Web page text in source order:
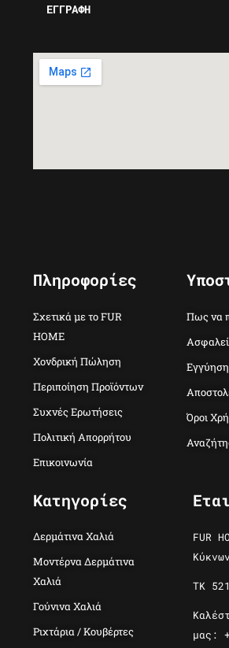
Πληροφορίες
Σχετικά με το FUR
HOME
Χονδρική Πώληση
Περιποίηση Προϊόντων
Συχνές Ερωτήσεις
Πολιτική Απορρήτου
Επικοινωνία
Πως να
Εγγύηση
Όροι
Κατηγορίες
Δερμάτινα Χαλιά
Μοντέρνα Δερμάτινα
Χαλιά
Γούνινα Χαλιά
Ριχτάρια / Κουβέρτες
FUR
ΤΚ
μας: